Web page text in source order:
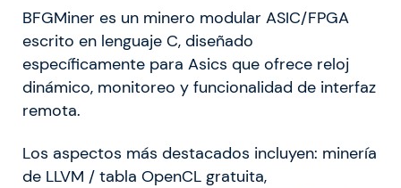
BFGMiner es un minero modular ASIC/FPGA
escrito en lenguaje C, diseñado
específicamente para Asics que ofrece reloj
dinámico, monitoreo y funcionalidad de interfaz
remota.
Los aspectos más destacados incluyen: minería
de LLVM / tabla OpenCL gratuita,